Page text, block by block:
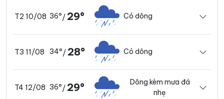
T2 10/08 36°/ 29° Có dông
T3 11/08 34°/ 28° Có dông
T4 12/08 36°/ 29°
Dông kèm mưa đá
nhẹ